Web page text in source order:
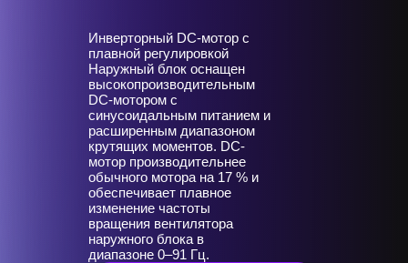
Инверторный DC-мотор с
плавной регулировкой
Наружный блок оснащен
высокопроизводительным
DC-мотором с
синусоидальным питанием и
расширенным диапазоном
крутящих моментов. DC-
мотор производительнее
обычного мотора на 17 % и
обеспечивает плавное
изменение частоты
вращения вентилятора
наружного блока в
диапазоне 0–91 Гц.